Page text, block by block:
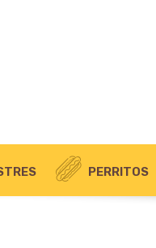
política de privacidad.
REGISTRARSE PERRITOS